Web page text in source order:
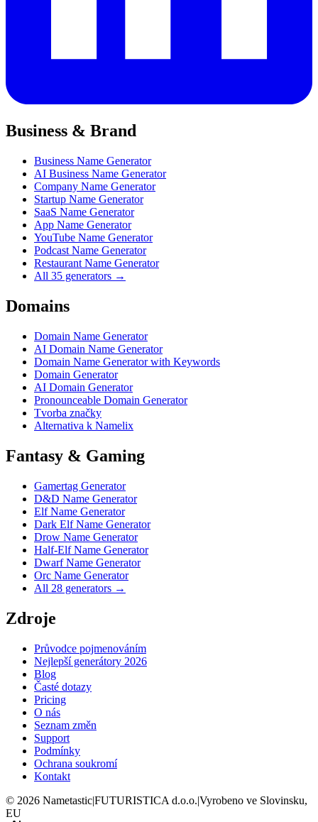
Business & Brand
Business Name Generator
AI Business Name Generator
Company Name Generator
Startup Name Generator
SaaS Name Generator
App Name Generator
YouTube Name Generator
Podcast Name Generator
Restaurant Name Generator
All 35 generators →
Domains
Domain Name Generator
AI Domain Name Generator
Domain Name Generator with Keywords
Domain Generator
AI Domain Generator
Pronounceable Domain Generator
Tvorba značky
Alternativa k Namelix
Fantasy & Gaming
Gamertag Generator
D&D Name Generator
Elf Name Generator
Dark Elf Name Generator
Drow Name Generator
Half-Elf Name Generator
Dwarf Name Generator
Orc Name Generator
All 28 generators →
Zdroje
Průvodce pojmenováním
Nejlepší generátory 2026
Blog
Časté dotazy
Pricing
O nás
Seznam změn
Support
Podmínky
Ochrana soukromí
Kontakt
© 2026 Nametastic|FUTURISTICA d.o.o.|Vyrobeno ve Slovinsku,
EU